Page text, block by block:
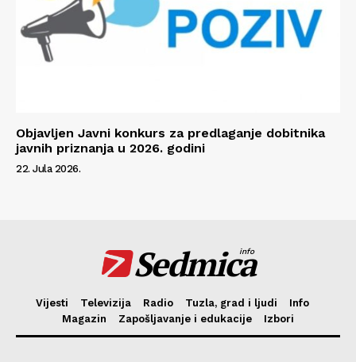
Objavljen Javni konkurs za predlaganje dobitnika
javnih priznanja u 2026. godini
22. Jula 2026.
Sedmica
info
Vijesti Televizija Radio Tuzla, grad i ljudi
Info
Magazin
Zapošljavanje i edukacije Izbori